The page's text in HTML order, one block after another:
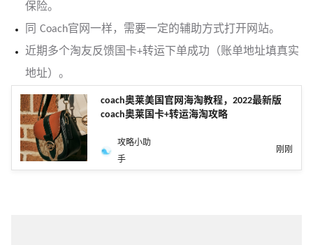
保险。
同 Coach官网一样，需要一定的辅助方式打开网站。
近期多个淘友反馈国卡+转运下单成功（账单地址填真实
地址）。
coach奥莱美国官网海淘教程，2022最新版
coach奥莱国卡+转运海淘攻略
攻略小助
手
刚刚